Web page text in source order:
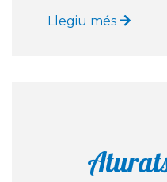
Llegiu més